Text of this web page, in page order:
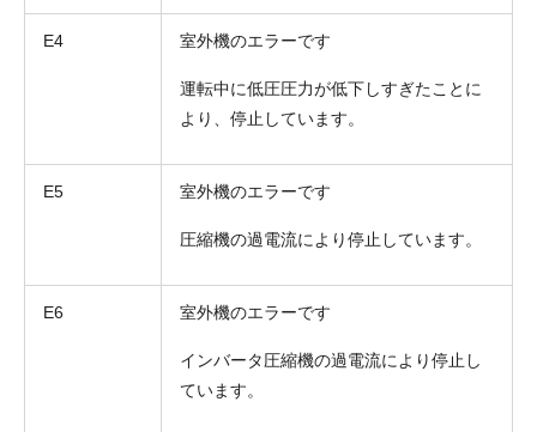
E4 室外機のエラーです
運転中に低圧圧力が低下しすぎたことに
より、停止しています。
E5 室外機のエラーです
圧縮機の過電流により停止しています。
E6 室外機のエラーです
インバータ圧縮機の過電流により停止し
ています。